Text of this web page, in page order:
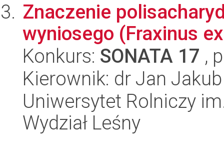
Znaczenie
wyniosego (Fraxinus
Konkurs: SONATA 17 ,
Kierownik: dr Jan
Uniwersytet Rolniczy
Wydział Leśny